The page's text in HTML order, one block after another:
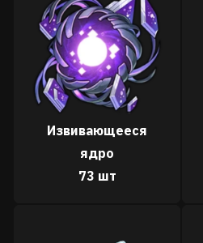
Извивающееся
ядро
73 шт